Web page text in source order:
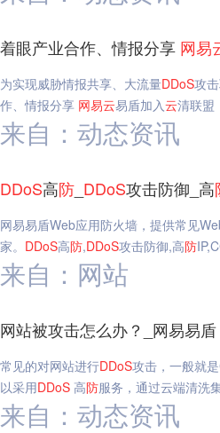
着眼产业合作、情报分享 网易
为实现威胁情报共享、大流量DDoS攻
作、情报分享 网易云易盾加入云清联盟
来自：动态资讯
DDoS高防 DDoS攻击防御_高
网易易盾Web应用防火墙，提供常见
家。 DDoS高防,DDoS攻击防御,高防
来自：网站
网站被攻击怎么办？_网易易盾
常见的对网站进行DDoS攻击，一般就
以采用DDoS 高防服务，通过云端清洗
来自：动态资讯